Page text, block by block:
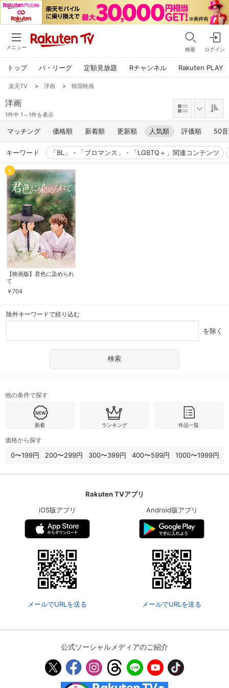
メニュー 検索 ログイン
トップ パ・リーグ 定額見放題 Rチャンネル Rakuten PLAY
楽天TV > 洋画 > 韓国映画
洋画
1件中 1～1件を表示
マッチング 価格順 新着順 更新順 人気順 評価順 50
キーワード 「BL」・「ブロマンス」・「LGBTQ＋」関連コンテンツ
1
【映画版】君色に染められ
て
￥704
除外キーワードで絞り込む
を除く
他の条件で探す
新着 ランキング 作品一覧
価格から探す
0〜199円 200〜299円 300〜399円 400〜599円 1000〜1999円
Rakuten TVアプリ
iOS版アプリ
メールでURLを送る
Android版アプリ
メールでURLを送る
公式ソーシャルメディアのご紹介